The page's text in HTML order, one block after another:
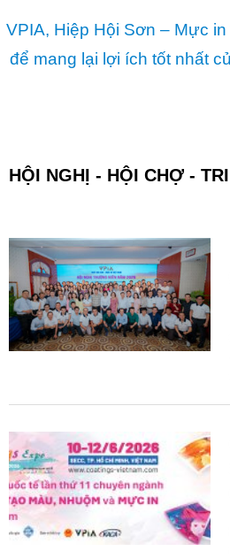
VPIA, Hiệp Hội Sơn – Mực
để mang lại lợi ích tốt nhất
HỘI NGHỊ - HỘI CHỢ -